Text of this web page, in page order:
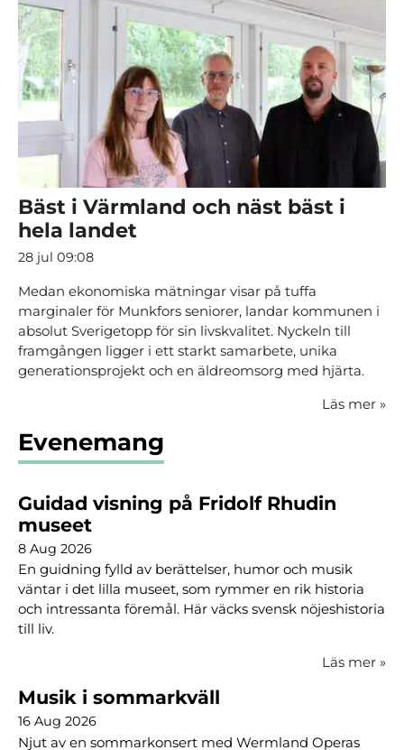
Bäst i Värmland och näst bäst i
hela landet
28 jul 09:08
Medan ekonomiska mätningar visar på tuffa
marginaler för Munkfors seniorer, landar kommunen i
absolut Sverigetopp för sin livskvalitet. Nyckeln till
framgången ligger i ett starkt samarbete, unika
generationsprojekt och en äldreomsorg med hjärta.
Läs mer »
Evenemang
Guidad visning på Fridolf Rhudin
museet
8 Aug 2026
En guidning fylld av berättelser, humor och musik
väntar i det lilla museet, som rymmer en rik historia
och intressanta föremål. Här väcks svensk nöjeshistoria
till liv.
Läs mer »
Musik i sommarkväll
16 Aug 2026
Njut av en sommarkonsert med Wermland Operas